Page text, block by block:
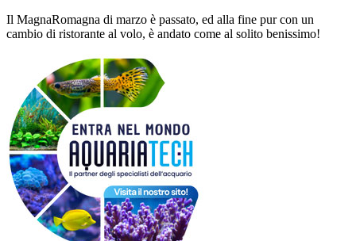
Il MagnaRomagna di marzo è passato, ed alla fine pur con un
cambio di ristorante al volo, è andato come al solito benissimo!